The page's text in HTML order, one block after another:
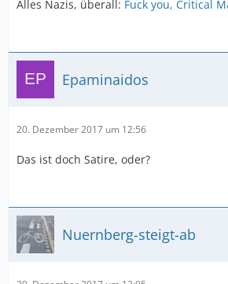
Alles Nazis, überall: Fuck you, Critical
Epaminaidos
20. Dezember 2017 um 12:56
Das ist doch Satire, oder?
Nuernberg-steigt-ab